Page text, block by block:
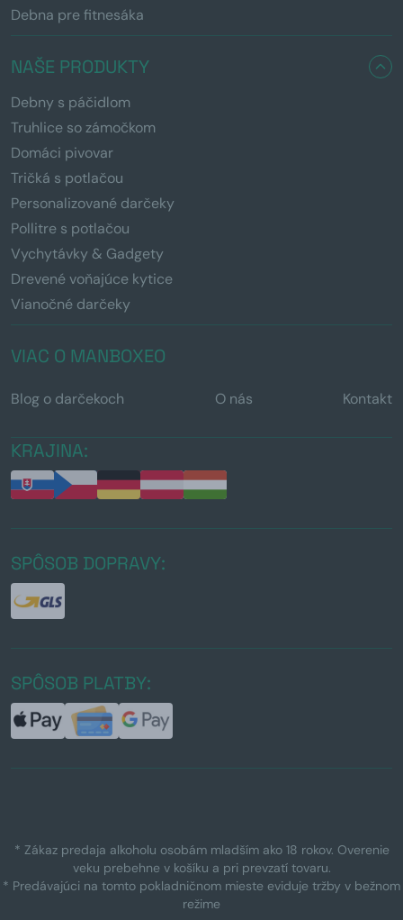
Debna pre fitnesáka
NAŠE PRODUKTY
Debny s páčidlom
Truhlice so zámočkom
Domáci pivovar
Tričká s potlačou
Personalizované darčeky
Pollitre s potlačou
Vychytávky & Gadgety
Drevené voňajúce kytice
Vianočné darčeky
VIAC O MANBOXEO
Blog o darčekoch O nás Kontakt
KRAJINA:
SPÔSOB DOPRAVY:
SPÔSOB PLATBY:
* Zákaz predaja alkoholu osobám mladším ako 18 rokov. Overenie
veku prebehne v košíku a pri prevzatí tovaru.
* Predávajúci na tomto pokladničnom mieste eviduje tržby v bežnom
režime